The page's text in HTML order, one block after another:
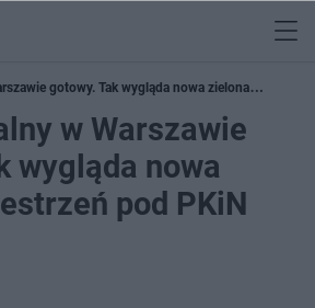
gotowy. Tak wygląda nowa zielona
w Warszawie
wygląda nowa
pod PKiN